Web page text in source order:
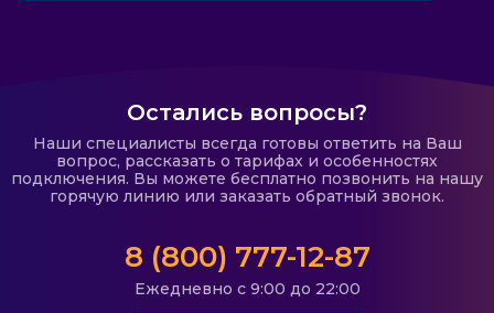
Остались вопросы?
Наши специалисты всегда готовы ответить на Ваш
вопрос, рассказать о тарифах и особенностях
подключения. Вы можете бесплатно позвонить на нашу
горячую линию или заказать обратный звонок.
8 (800) 777-12-87
Ежедневно с 9:00 до 22:00